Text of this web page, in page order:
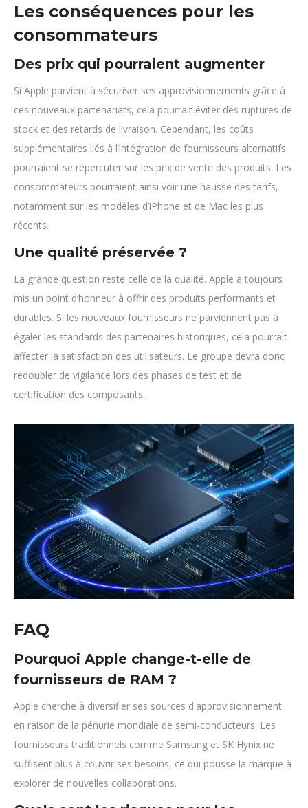
Les conséquences pour les
consommateurs
Des prix qui pourraient augmenter
Si Apple parvient à sécuriser ses approvisionnements grâce à
ces nouveaux partenariats, cela pourrait éviter des ruptures de
stock et des retards de livraison. Cependant, les coûts
supplémentaires liés à l’intégration de fournisseurs alternatifs
pourraient se répercuter sur les prix de vente des produits. Les
consommateurs pourraient ainsi voir une hausse des tarifs,
notamment sur les modèles d’iPhone et de Mac les plus
récents.
Une qualité préservée ?
La grande question reste celle de la qualité. Apple a toujours
mis un point d’honneur à offrir des produits performants et
durables. Si les nouveaux fournisseurs ne parviennent pas à
égaler les standards des partenaires historiques, cela pourrait
affecter la satisfaction des utilisateurs. Le groupe devra donc
redoubler de vigilance lors des phases de test et de
certification des composants.
FAQ
Pourquoi Apple change-t-elle de
fournisseurs de RAM ?
Apple cherche à diversifier ses sources d'approvisionnement
en raison de la pénurie mondiale de semi-conducteurs. Les
fournisseurs traditionnels comme Samsung et SK Hynix ne
suffisent plus à couvrir ses besoins, ce qui pousse la marque à
explorer de nouvelles collaborations.